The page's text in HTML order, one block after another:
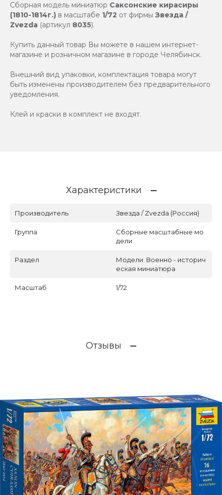
Сборная модель миниатюр Саксонские кирасиры
(1810-1814г.) в масштабе 1/72 от фирмы Звезда /
Zvezda (артикул 8035).
Купить данный товар Вы можете в нашем интернет-
магазине и розничном магазине в городе Челябинск.
Внешний вид упаковки, комплектация товара могут
быть изменены производителем без предварительного
уведомления.
Клей и краски в комплект не входят.
Характеристики
Производитель Звезда / Zvezda (Россия)
Группа
Сборные масштабные мо
дели
Раздел
Модели. Военно - историч
еская миниатюра
Масштаб 1/72
Отзывы